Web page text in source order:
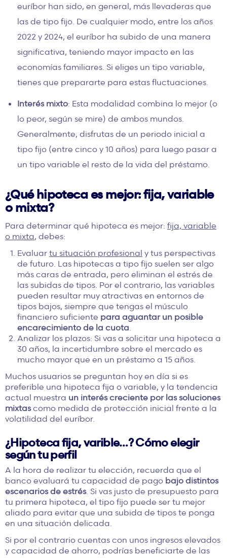
euríbor han sido, en general, más llevaderas que
las de tipo fijo. De cualquier modo, entre los años
2022 y 2024, el euríbor ha subido de una manera
significativa, teniendo mayor impacto en las
economías familiares. Si eliges un tipo variable,
tienes que prepararte para estas fluctuaciones.
Interés mixto: Esta modalidad combina lo mejor (o
lo peor, según se mire) de ambos mundos.
Generalmente, disfrutas de un periodo inicial a
tipo fijo (entre cinco y 10 años) para luego pasar a
un tipo variable el resto de la vida del préstamo.
¿Qué hipoteca es mejor: fija, variable
o mixta?
Para determinar qué hipoteca es mejor: fija, variable
o mixta, debes:
Evaluar tu situación profesional y tus perspectivas
de futuro. Las hipotecas a tipo fijo suelen ser algo
más caras de entrada, pero eliminan el estrés de
las subidas de tipos. Por el contrario, las variables
pueden resultar muy atractivas en entornos de
tipos bajos, siempre que tengas el músculo
financiero suficiente para aguantar un posible
encarecimiento de la cuota
Analizar los plazos: Si vas a solicitar una hipoteca a
30 años, la incertidumbre sobre el mercado es
mucho mayor que en un préstamo a 15 años.
Muchos usuarios se preguntan hoy en día si es
preferible una hipoteca fija o variable, y la tendencia
actual muestra un interés creciente por las soluciones
mixtascomo medida de protección inicial frente a la
volatilidad del euríbor.
¿Hipoteca fija, varible…? Cómo elegir
según tu perfil
A la hora de realizar tu elección, recuerda que el
banco evaluará tu capacidad de pago bajo distintos
escenarios de estrés. Si vas justo de presupuesto para
tu primera hipoteca, el tipo fijo puede ser tu mejor
aliado para evitar que una subida de tipos te ponga
en una situación delicada.
Si por el contrario cuentas con unos ingresos elevados
y capacidad de ahorro, podrías beneficiarte de las